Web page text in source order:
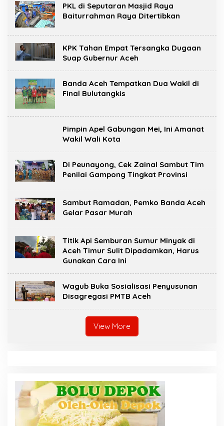
PKL di Seputaran Masjid Raya
Baiturrahman Raya Ditertibkan
KPK Tahan Empat Tersangka Dugaan
Suap Gubernur Aceh
Banda Aceh Tempatkan Dua Wakil di
Final Bulutangkis
Pimpin Apel Gabungan Mei, Ini Amanat
Wakil Wali Kota
Di Peunayong, Cek Zainal Sambut Tim
Penilai Gampong Tingkat Provinsi
Sambut Ramadan, Pemko Banda Aceh
Gelar Pasar Murah
Titik Api Semburan Sumur Minyak di
Aceh Timur Sulit Dipadamkan, Harus
Gunakan Cara Ini
Wagub Buka Sosialisasi Penyusunan
Disagregasi PMTB Aceh
View More